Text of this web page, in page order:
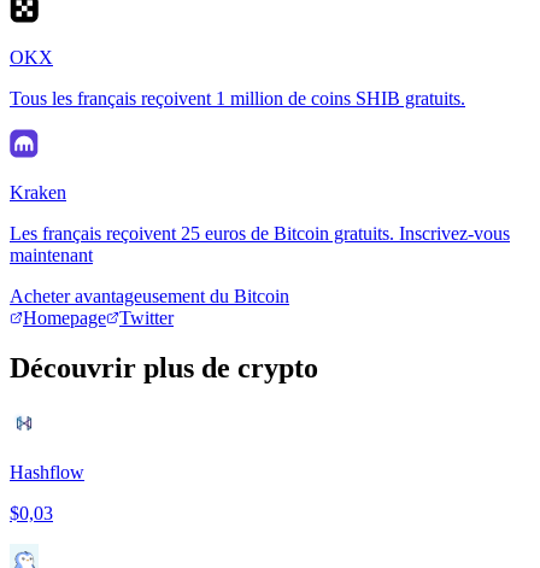
OKX
Tous les français reçoivent 1 million de coins SHIB gratuits.
Kraken
Les français reçoivent 25 euros de Bitcoin gratuits. Inscrivez-vous
maintenant
Acheter avantageusement du Bitcoin
Homepage
Twitter
Découvrir plus de crypto
Hashflow
$0,03